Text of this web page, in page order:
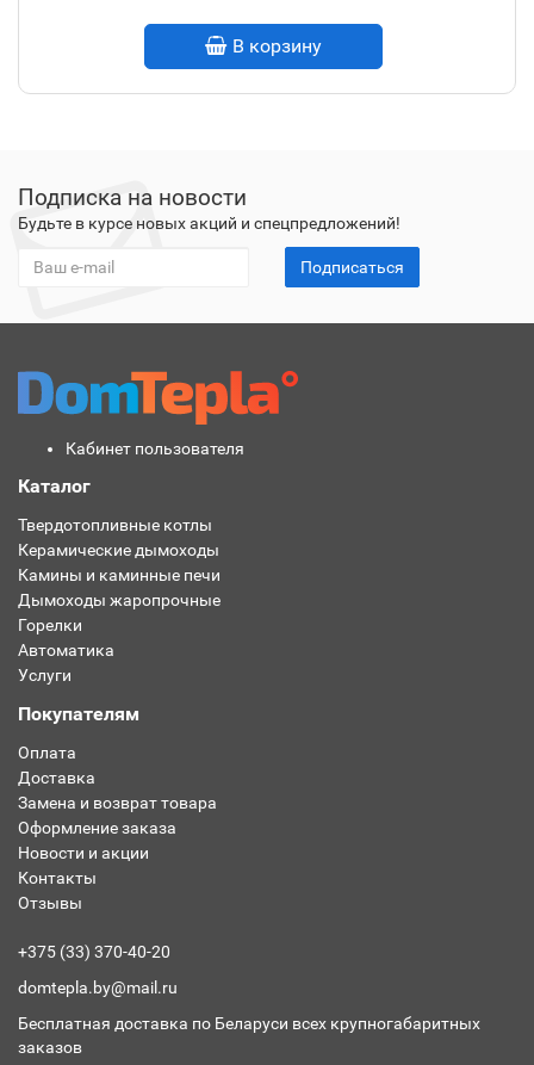
В корзину
Подписка на новости
Будьте в курсе новых акций и спецпредложений!
Подписаться
Кабинет пользователя
Каталог
Твердотопливные котлы
Керамические дымоходы
Камины и каминные печи
Дымоходы жаропрочные
Горелки
Автоматика
Услуги
Покупателям
Оплата
Доставка
Замена и возврат товара
Оформление заказа
Новости и акции
Контакты
Отзывы
+375 (33) 370-40-20
domtepla.by@mail.ru
Бесплатная доставка по Беларуси всех крупногабаритных
заказов